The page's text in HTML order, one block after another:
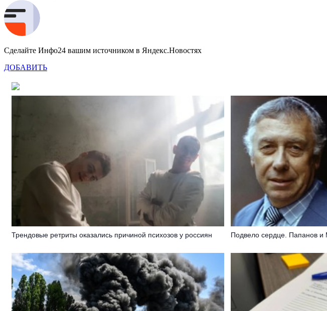
Сделайте Инфо24 вашим источником в Яндекс.Новостях
ДОБАВИТЬ
Трендовые ретриты оказались причиной психозов у россиян Подвело сердце. Папанов и